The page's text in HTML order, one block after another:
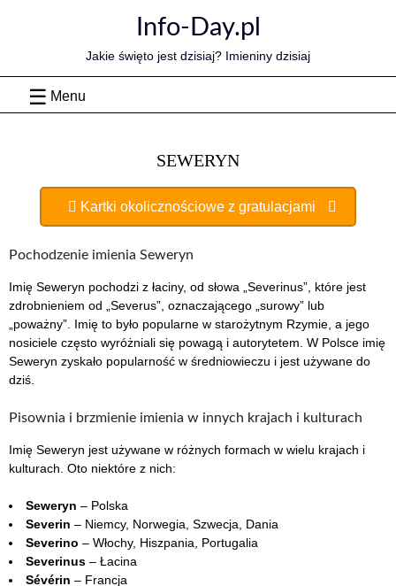
Info-Day.pl
Jakie święto jest dzisiaj? Imieniny dzisiaj
Menu
SEWERYN
Kartki okolicznościowe z gratulacjami
Pochodzenie imienia Seweryn
Imię Seweryn pochodzi z łaciny, od słowa „Severinus”, które jest
zdrobnieniem od „Severus”, oznaczającego „surowy” lub
„poważny”. Imię to było popularne w starożytnym Rzymie, a jego
nosiciele często wyróżniali się powagą i autorytetem. W Polsce imię
Seweryn zyskało popularność w średniowieczu i jest używane do
dziś.
Pisownia i brzmienie imienia w innych krajach i kulturach
Imię Seweryn jest używane w różnych formach w wielu krajach i
kulturach. Oto niektóre z nich:
Seweryn – Polska
Severin – Niemcy, Norwegia, Szwecja, Dania
Severino – Włochy, Hiszpania, Portugalia
Severinus – Łacina
Sévérin – Francja